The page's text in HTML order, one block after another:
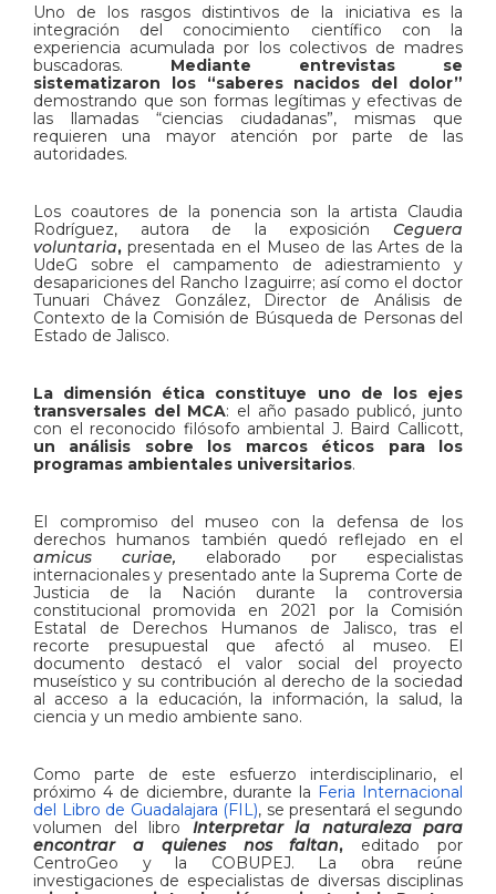
Uno de los rasgos distintivos de la iniciativa es la
integración del conocimiento científico con la
experiencia acumulada por los colectivos de madres
buscadoras. Mediante entrevistas se
sistematizaron los “saberes nacidos del dolor”
demostrando que son formas legítimas y efectivas de
las llamadas “ciencias ciudadanas”, mismas que
requieren una mayor atención por parte de las
autoridades.
Los coautores de la ponencia son la artista Claudia
Rodríguez, autora de la exposición Ceguera
voluntaria,presentada en el Museo de las Artes de la
UdeG sobre el campamento de adiestramiento y
desapariciones del Rancho Izaguirre; así como el doctor
Tunuari Chávez González, Director de Análisis de
Contexto de la Comisión de Búsqueda de Personas del
Estado de Jalisco.
La dimensión ética constituye uno de los ejes
transversales del MCA: el año pasado publicó, junto
con el reconocido filósofo ambiental J. Baird Callicott,
un análisis sobre los marcos éticos para los
programas ambientales universitarios.
El compromiso del museo con la defensa de los
derechos humanos también quedó reflejado en el
amicus curiae, elaborado por especialistas
internacionales y presentado ante la Suprema Corte de
Justicia de la Nación durante la controversia
constitucional promovida en 2021 por la Comisión
Estatal de Derechos Humanos de Jalisco, tras el
recorte presupuestal que afectó al museo. El
documento destacó el valor social del proyecto
museístico y su contribución al derecho de la sociedad
al acceso a la educación, la información, la salud, la
ciencia y un medio ambiente sano.
Como parte de este esfuerzo interdisciplinario, el
próximo 4 de diciembre, durante la Feria Internacional
del Libro de Guadalajara (FIL), se presentará el segundo
volumen del libro Interpretar la naturaleza para
encontrar a quienes nos faltan, editado por
CentroGeo y la COBUPEJ. La obra reúne
investigaciones de especialistas de diversas disciplinas